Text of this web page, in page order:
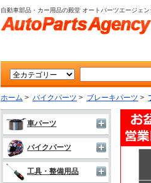
自動車部品・カー用品の殿堂 オートパーツエージェン
ホーム > バイクパーツ > ブレーキパーツ >
車パーツ
バイクパーツ
工具・整備用品